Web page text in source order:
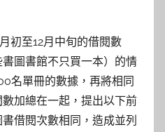
初至12月中旬的借閱數
圖書館不只買一本）的情
名單冊的數據，再將相同
加總在一起，提出以下前
借閱次數相同，造成並列